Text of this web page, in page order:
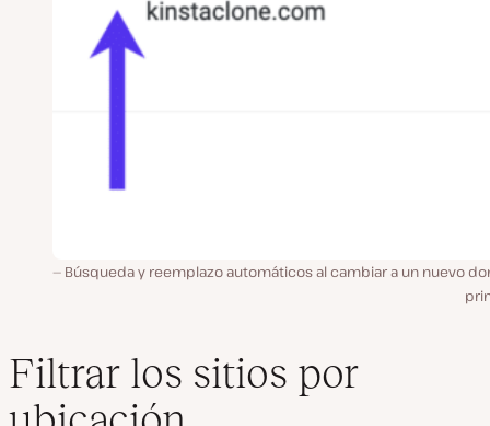
Búsqueda y reemplazo automáticos al cambiar a un nuevo
Filtrar los sitios por